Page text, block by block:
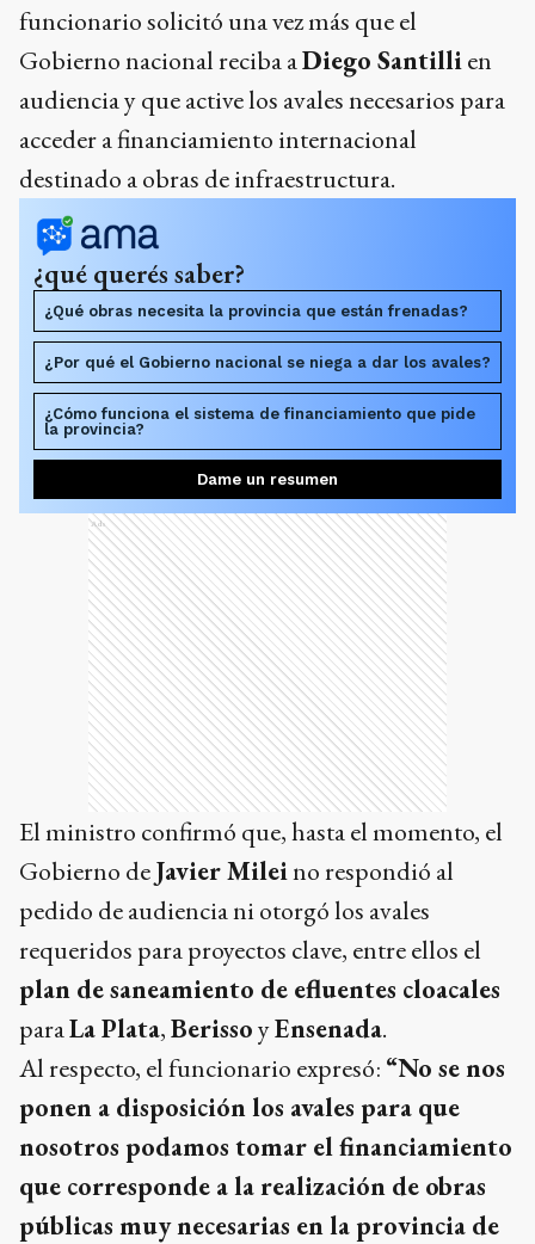
funcionario solicitó una vez más que el
Gobierno nacional reciba aDiego Santillien
audiencia y que active los avales necesarios para
acceder a financiamiento internacional
destinado a obras de infraestructura.
¿qué querés saber?
¿Qué obras necesita la provincia que están frenadas?
¿Por qué el Gobierno nacional se niega a dar los avales?
¿Cómo funciona el sistema de financiamiento que pide
la provincia?
Dame un resumen
Ads
El ministro confirmó que, hasta el momento, el
Gobierno deJavier Mileino respondió al
pedido de audiencia ni otorgó los avales
requeridos para proyectos clave, entre ellos el
plan de saneamiento de efluentes cloacales
paraLa Plata,BerissoyEnsenada.
Al respecto, el funcionario expresó: “No se nos
ponen a disposición los avales para que
nosotros podamos tomar el financiamiento
que corresponde a la realización de obras
públicas muy necesarias en la provincia de